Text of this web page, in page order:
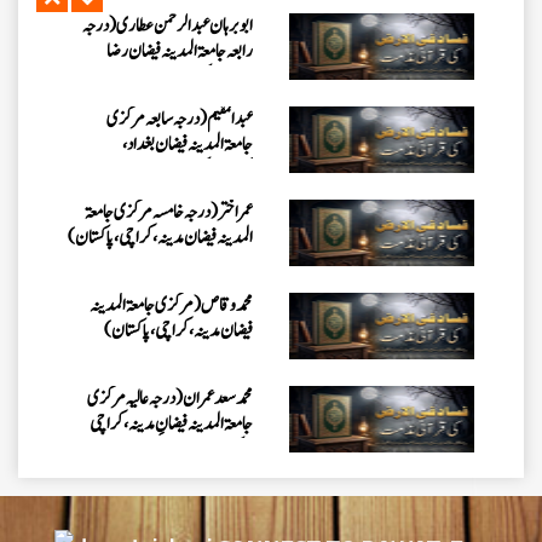
ابو برہان عبدالرحمن عطاری (درجہ
رابعہ جامعۃالمدینہ فیضان رضا
عبدالمقیم (درجہ سابعہ مرکزی
جامعۃالمدینہ فیضان بغداد،
عمر اختر (درجہ خامسہ مرکزی جامعۃ
المدینہ فیضان مدینہ ،کراچی،پاکستان)
محمد وقاص (مرکزی جامعۃ المدینہ
فیضان مدینہ،کراچی ،پاکستان)
محمد سعد عمران (درجہ عالیہ مرکزی
جامعۃ المدینہ فیضانِ مدینہ ،کراچی
احمد رضا ہاشمی (درجہ خامسہ مرکزی
جامعۃ المدينہ فيضان عثمان غنى،